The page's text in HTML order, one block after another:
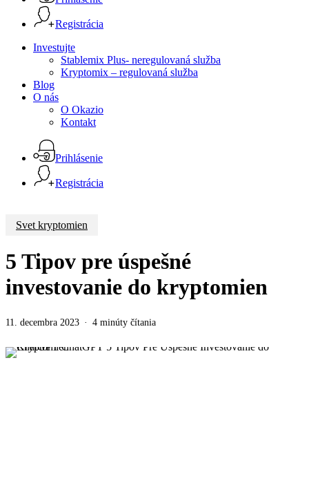
Registrácia
Menu
Investujte
Stablemix Plus- neregulovaná služba
Kryptomix – regulovaná služba
Blog
O nás
O Okazio
Kontakt
Prihlásenie
Registrácia
Svet kryptomien
5 Tipov pre úspešné
investovanie do kryptomien
11. decembra 2023 4 minúty čítania